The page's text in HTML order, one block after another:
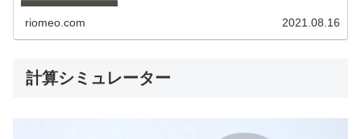
riomeo.com 2021.08.16
計算シミュレーター